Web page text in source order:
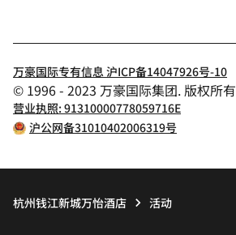
万豪国际专有信息 沪ICP备14047926号-10
© 1996 - 2023 万豪国际集团. 版权所有
营业执照: 91310000778059716E
沪公网备31010402006319号
杭州钱江新城万怡酒店 活动